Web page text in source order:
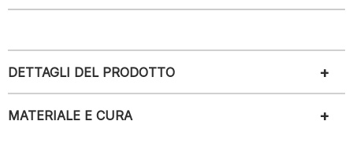
DETTAGLI DEL PRODOTTO
MATERIALE E CURA